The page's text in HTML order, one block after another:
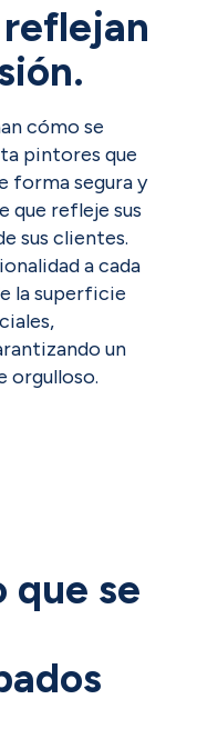
cómo se
pintores que
forma segura y
que refleje sus
sus clientes.
a cada
la superficie
un
orgulloso.
que se